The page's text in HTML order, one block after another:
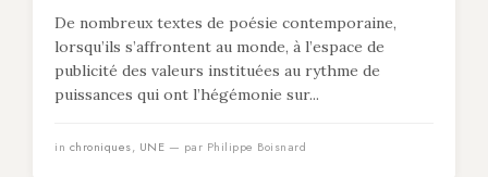
De nombreux textes de poésie contemporaine,
lorsqu’ils s’affrontent au monde, à l’espace de
publicité des valeurs instituées au rythme de
puissances qui ont l’hégémonie sur...
in chroniques, UNE — par Philippe Boisnard